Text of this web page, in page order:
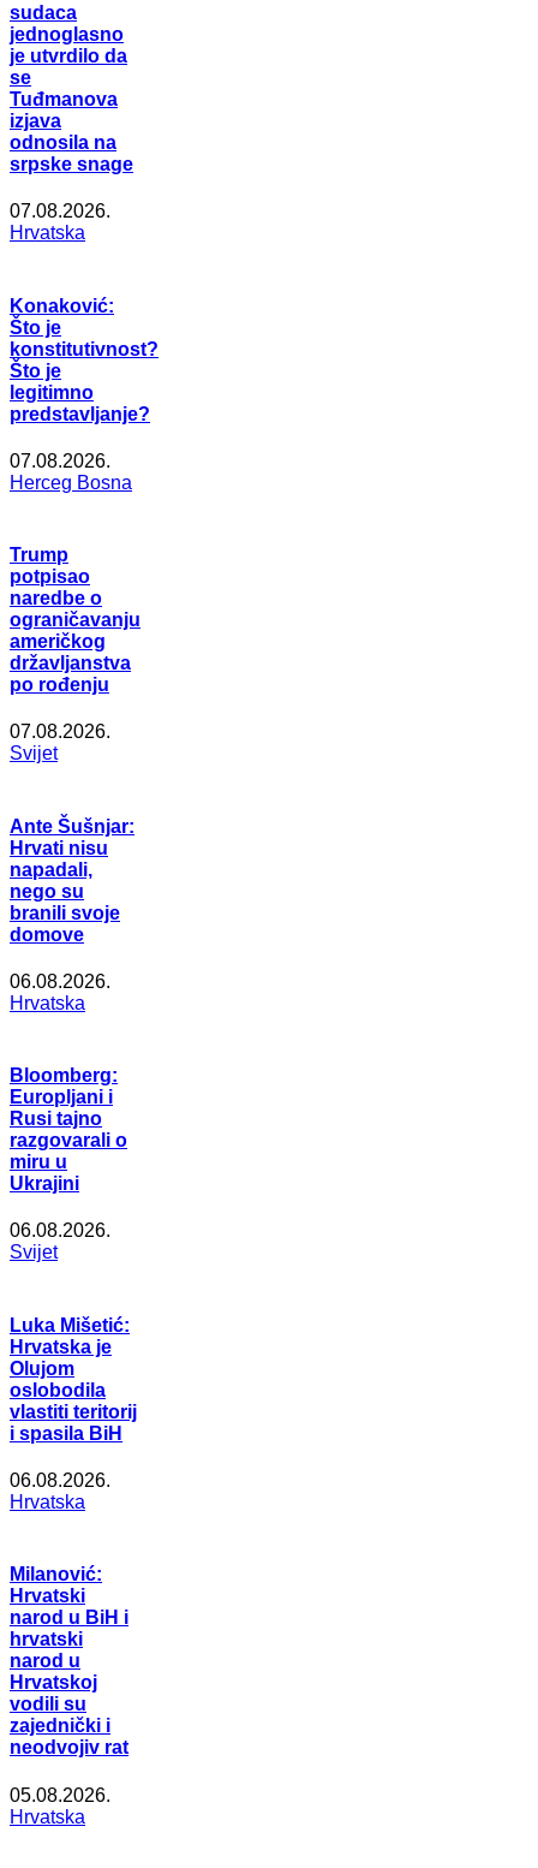
sudaca
jednoglasno
je utvrdilo da
se
Tuđmanova
izjava
odnosila na
srpske snage
07.08.2026.
Hrvatska
Konaković:
Što je
konstitutivnost?
Što je
legitimno
predstavljanje?
07.08.2026.
Herceg Bosna
Trump
potpisao
naredbe o
ograničavanju
američkog
državljanstva
po rođenju
07.08.2026.
Svijet
Ante Šušnjar:
Hrvati nisu
napadali,
nego su
branili svoje
domove
06.08.2026.
Hrvatska
Bloomberg:
Europljani i
Rusi tajno
razgovarali o
miru u
Ukrajini
06.08.2026.
Svijet
Luka Mišetić:
Hrvatska je
Olujom
oslobodila
vlastiti teritorij
i spasila BiH
06.08.2026.
Hrvatska
Milanović:
Hrvatski
narod u BiH i
hrvatski
narod u
Hrvatskoj
vodili su
zajednički i
neodvojiv rat
05.08.2026.
Hrvatska